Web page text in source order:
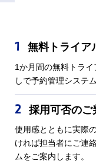
1 無料トライア
1か月間の無料トラ
しで予約管理システ
2 採用可否のご
使用感とともに実際
ければ担当者にご連
ムをご案内します。